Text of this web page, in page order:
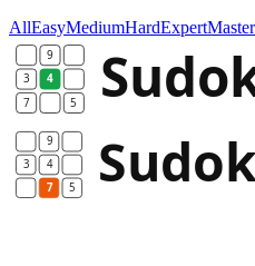
AllEasyMediumHardExpertMaster